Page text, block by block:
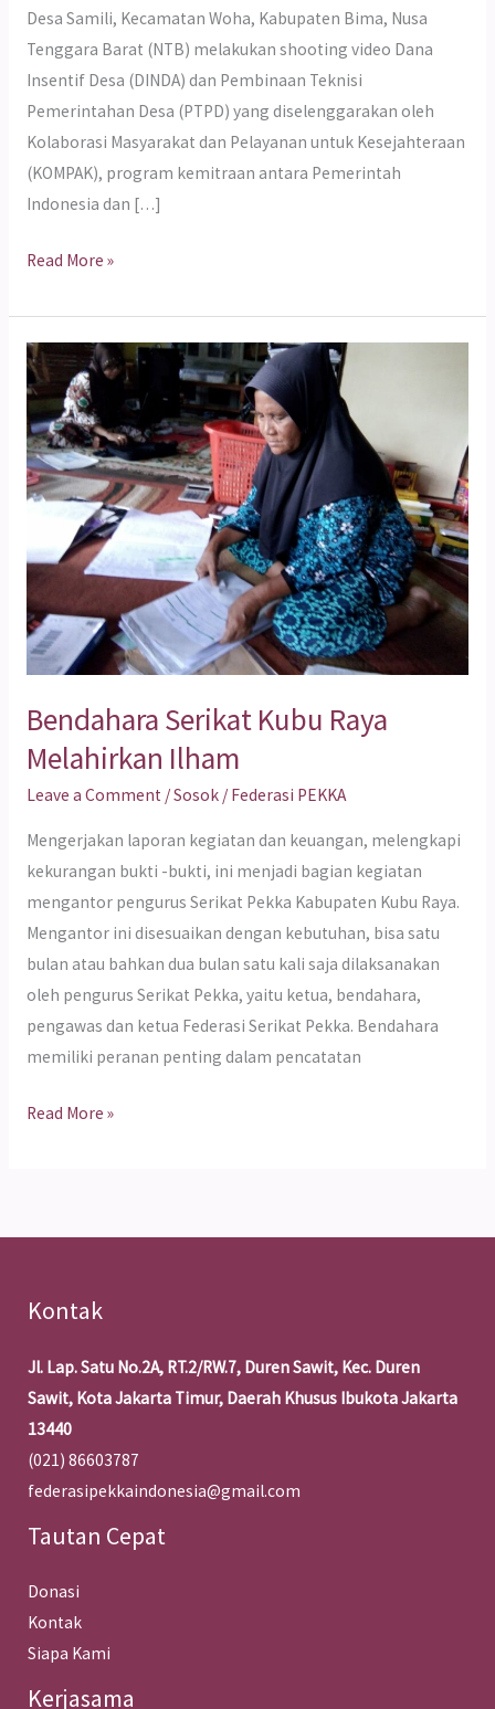
Desa Samili, Kecamatan Woha, Kabupaten Bima, Nusa
Tenggara Barat (NTB) melakukan shooting video Dana
Insentif Desa (DINDA) dan Pembinaan Teknisi
Pemerintahan Desa (PTPD) yang diselenggarakan oleh
Kolaborasi Masyarakat dan Pelayanan untuk Kesejahteraan
(KOMPAK), program kemitraan antara Pemerintah
Indonesia dan […]
Read More »
Bendahara Serikat Kubu Raya
Melahirkan Ilham
Leave a Comment /Sosok/ Federasi PEKKA
Mengerjakan laporan kegiatan dan keuangan, melengkapi
kekurangan bukti -bukti, ini menjadi bagian kegiatan
mengantor pengurus Serikat Pekka Kabupaten Kubu Raya.
Mengantor ini disesuaikan dengan kebutuhan, bisa satu
bulan atau bahkan dua bulan satu kali saja dilaksanakan
oleh pengurus Serikat Pekka, yaitu ketua, bendahara,
pengawas dan ketua Federasi Serikat Pekka. Bendahara
memiliki peranan penting dalam pencatatan
Bendahara
Serikat
Kubu
Raya
Melahirkan
Read More »
Kontak
Jl. Lap. Satu No.2A, RT.2/RW.7, Duren Sawit, Kec. Duren
Sawit, Kota Jakarta Timur, Daerah Khusus Ibukota Jakarta
13440
(021) 86603787
federasipekkaindonesia@gmail.com
Tautan Cepat
Donasi
Kontak
Siapa Kami
Kerjasama